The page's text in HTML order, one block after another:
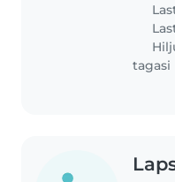
tagasi